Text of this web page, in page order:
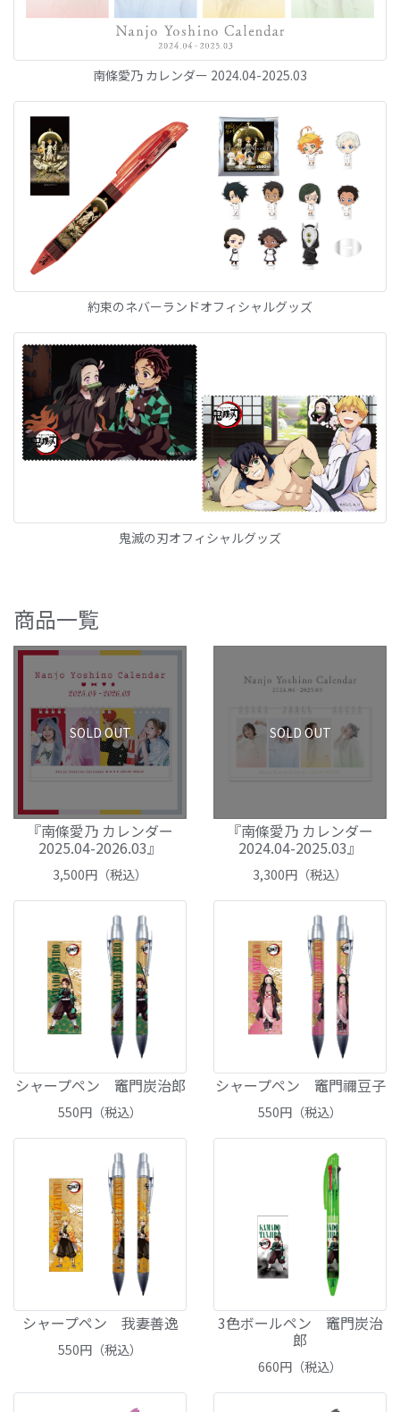
南條愛乃 カレンダー 2024.04-2025.03
約束のネバーランドオフィシャルグッズ
鬼滅の刃オフィシャルグッズ
商品一覧
SOLD OUT
『南條愛乃 カレンダー
2025.04-2026.03』
3,500円（税込）
SOLD OUT
『南條愛乃 カレンダー
2024.04-2025.03』
3,300円（税込）
シャープペン 竈門炭治郎
550円（税込）
シャープペン 竈門禰豆子
550円（税込）
シャープペン 我妻善逸
550円（税込）
3色ボールペン 竈門炭治
郎
660円（税込）